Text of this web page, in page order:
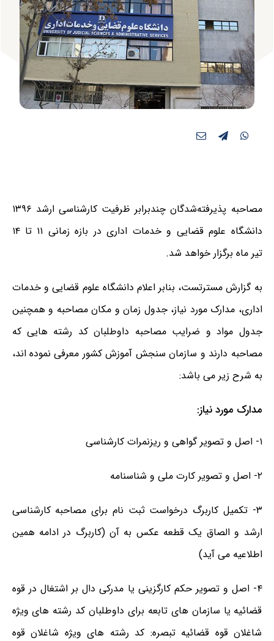
مصاحبه پذیرفته‌شدگان چندبرابر ظرفیت کارشناسی‌ ارشد ۱۳۹۶
دانشگاه علوم قضایی و خدمات اداری در بازه زمانی ۱۱ تا ۱۴
تیر ماه برگزار خواهد شد.
به گزارش مسترتست، بنابر اعلام دانشگاه علوم قضایی و خدمات
اداری، مدارک مورد نیاز، جدول زمان و مکان مصاحبه و همچنین
جدول مواد و ضرایب مصاحبه داوطلبان کد رشته هایی که
مصاحبه دارند و سازمان سنجش آموزش کشور معرفی نموده اند،
به شرح زیر می باشد:
مدارک مورد نیاز:
۱- اصل و تصویر گواهی و ریزنمرات کارشناسی
۲- اصل و تصویر کارت ملی و شناسنامه
۳- تکمیل کاربرگ درخواست ثبت نام برای مصاحبه کارشناسی
ارشد و الصاق یک قطعه عکس به آن (کاربرگ در ادامه همین
اطلاعیه می آید)
۴- اصل و تصویر حکم کارگزینی یا مدرکی دال بر اشتغال در قوه
قضائیه یا سازمان های تابعه برای داوطلبان کد رشته های ویژه
شاغلان قوه قضائیه تبصره: کد رشته های ویژه شاغلان قوه